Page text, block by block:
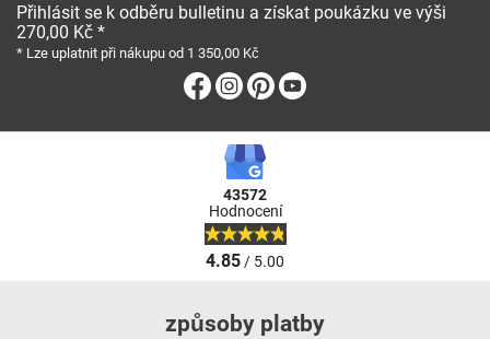
Přihlásit se k odběru bulletinu a získat poukázku ve výši
270,00 Kč *
* Lze uplatnit při nákupu od 1 350,00 Kč
Facebook
Instagram
Pinterest
43572
Hodnocení
4.85/ 5.00
způsoby platby